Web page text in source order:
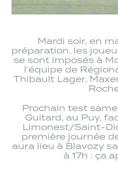
Mardi soir, en
préparation, les
se sont imposés à
l’équipe de
Thibault Lager,
Prochain test
Guitard, au Puy,
Limonest/Saint-
première journée
aura lieu à Blavozy
à 17h : ça